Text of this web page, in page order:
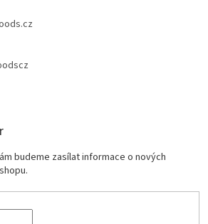
budeme zasílat informace o nových